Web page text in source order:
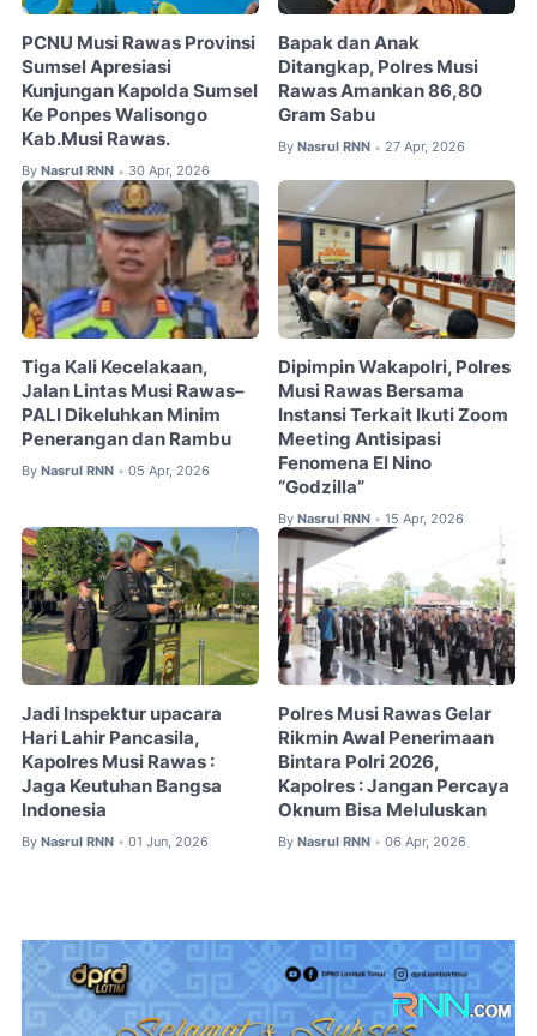
PCNU Musi Rawas Provinsi
Sumsel Apresiasi
Kunjungan Kapolda Sumsel
Ke Ponpes Walisongo
Kab.Musi Rawas.
By Nasrul RNN • 30 Apr, 2026
Bapak dan Anak
Ditangkap, Polres Musi
Rawas Amankan 86,80
Gram Sabu
By Nasrul RNN • 27 Apr, 2026
Tiga Kali Kecelakaan,
Jalan Lintas Musi Rawas–
PALI Dikeluhkan Minim
Penerangan dan Rambu
By Nasrul RNN • 05 Apr, 2026
Dipimpin Wakapolri, Polres
Musi Rawas Bersama
Instansi Terkait Ikuti Zoom
Meeting Antisipasi
Fenomena El Nino
“Godzilla”
By Nasrul RNN • 15 Apr, 2026
Jadi Inspektur upacara
Hari Lahir Pancasila,
Kapolres Musi Rawas :
Jaga Keutuhan Bangsa
Indonesia
By Nasrul RNN • 01 Jun, 2026
Polres Musi Rawas Gelar
Rikmin Awal Penerimaan
Bintara Polri 2026,
Kapolres : Jangan Percaya
Oknum Bisa Meluluskan
By Nasrul RNN • 06 Apr, 2026